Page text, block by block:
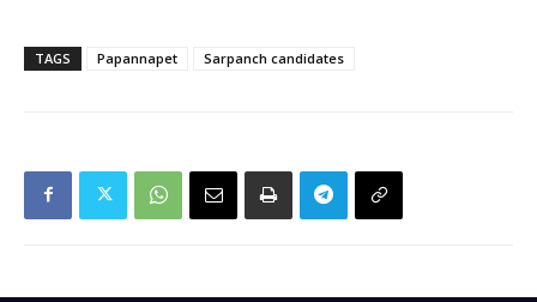
TAGS Papannapet Sarpanch candidates